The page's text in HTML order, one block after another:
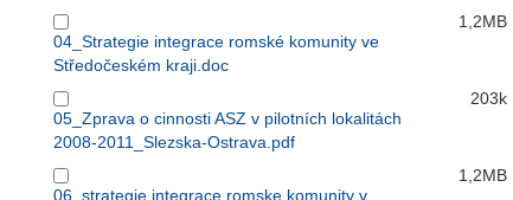
04_Strategie integrace romské komunity ve
Středočeském kraji.doc
1,2MB
05_Zprava o cinnosti ASZ v pilotních lokalitách
2008-2011_Slezska-Ostrava.pdf
203k
06_strategie integrace romske komunity v
1,2MB